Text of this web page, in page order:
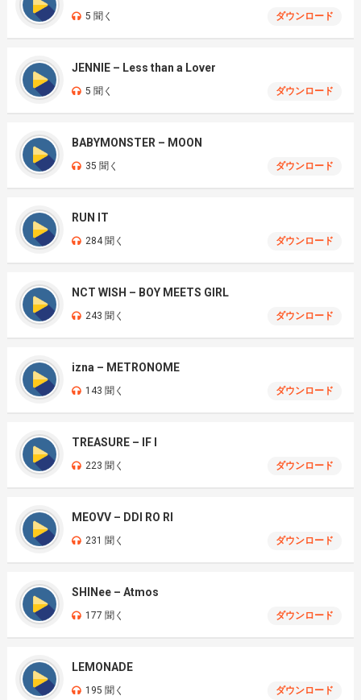
5 聞く ダウンロード
JENNIE – Less than a Lover
5 聞く ダウンロード
BABYMONSTER – MOON
35 聞く ダウンロード
RUN IT
284 聞く ダウンロード
NCT WISH – BOY MEETS GIRL
243 聞く ダウンロード
izna – METRONOME
143 聞く ダウンロード
TREASURE – IF I
223 聞く ダウンロード
MEOVV – DDI RO RI
231 聞く ダウンロード
SHINee – Atmos
177 聞く ダウンロード
LEMONADE
195 聞く ダウンロード